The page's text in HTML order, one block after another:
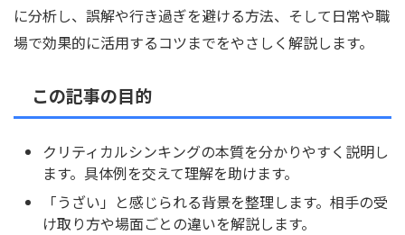
に分析し、誤解や行き過ぎを避ける方法、そして日常や職
場で効果的に活用するコツまでをやさしく解説します。
この記事の目的
クリティカルシンキングの本質を分かりやすく説明し
ます。具体例を交えて理解を助けます。
「うざい」と感じられる背景を整理します。相手の受
け取り方や場面ごとの違いを解説します。